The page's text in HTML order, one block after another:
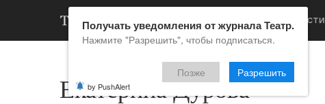
НОВОСТИ
Екатерина Дурова
Получать уведомления от журнала Театр.
Нажмите "Разрешить", чтобы подписаться.
Позже Разрешить
by PushAlert